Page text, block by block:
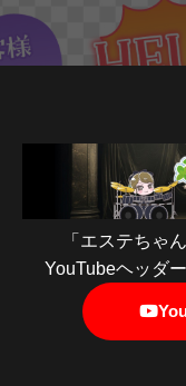
「エステちゃ
YouTubeヘッダ